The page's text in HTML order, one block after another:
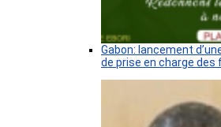
Gabon: lancement
de prise en charge